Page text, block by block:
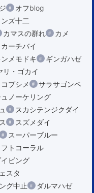
オフblog
ズ十二
カマスの群れ
カメ
カーチバイ
メモドキ
ギンガハゼ
リ・ゴカイ
コブシメ
サラサゴンベ
ュノーケリング
スカシテンジクダイ
スズメダイ
スーパーブルー
フトコーラル
イビング
スタ
グ中止
ダルマハゼ